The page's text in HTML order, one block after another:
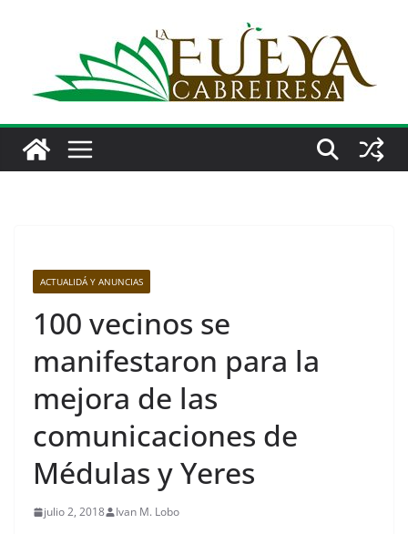
ACTUALIDÁ Y ANUNCIAS
100 vecinos se
manifestaron para la
mejora de las
comunicaciones de
Médulas y Yeres
julio 2, 2018 Ivan M. Lobo